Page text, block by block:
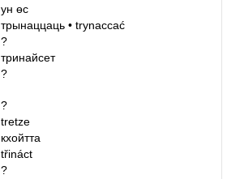
ун өс
трынаццаць• trynaccać
?
тринайсет
?
?
tretze
кхойтта
třináct
?